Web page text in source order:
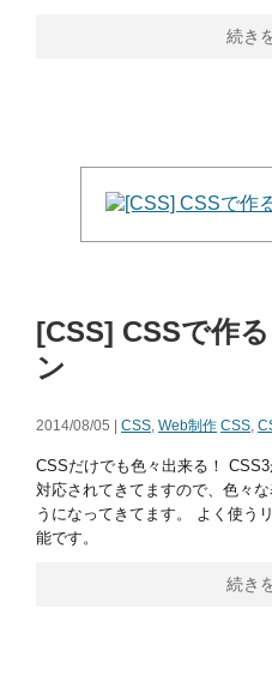
続き
[CSS] CSSで作
ン
2014/08/05 | CSS, Web制作 CSS,
CSSだけでも色々出来る！
対応されてきてますので、色々
うになってきてます。 よく使う
能です。
続き